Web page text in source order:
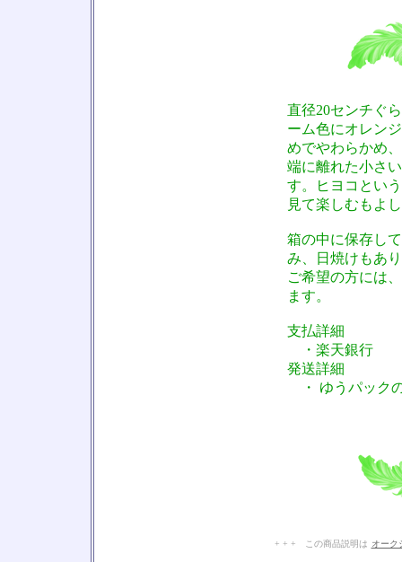
直径20センチぐ
ーム色にオレン
めでやわらかめ
端に離れた小さ
す。ヒヨコとい
見て楽しむもよ
箱の中に保存し
み、日焼けもあ
ご希望の方には
ます。
支払詳細
・楽天銀行
発送詳細
・ ゆうパック
+ + + この商品説明は オーク